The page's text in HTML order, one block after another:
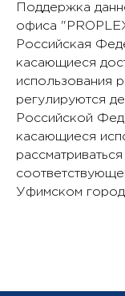
Поддержка
офиса
Российская
касающиеся
использования
регулируются
Российской
касающиеся
Уфимском